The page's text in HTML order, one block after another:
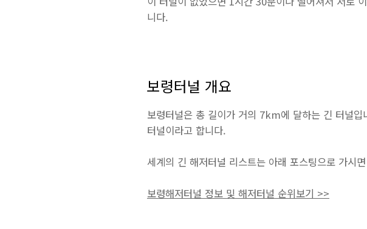
니다.
보령터널 개요
보령터널은 총 길이가 거의 7km에 달하는 긴 터널
터널이라고 합니다.
세계의 긴 해저터널 리스트는 아래 포스팅으로 가시
보령해저터널 정보 및 해저터널 순위보기 >>